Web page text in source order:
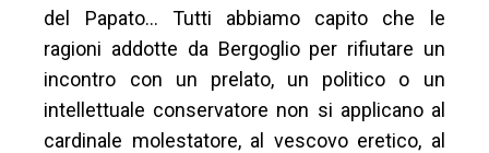
del Papato… Tutti abbiamo capito che le
ragioni addotte da Bergoglio per rifiutare un
incontro con un prelato, un politico o un
intellettuale conservatore non si applicano al
cardinale molestatore, al vescovo eretico, al